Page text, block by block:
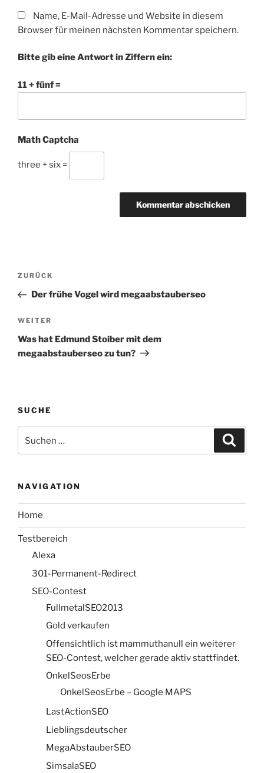
Name, E-Mail-Adresse und Website in diesem
Browser für meinen nächsten Kommentar speichern.
Bitte gib eine Antwort in Ziffern ein:
11 + fünf =
Math Captcha
three + six =
Beitragsnavigation
Vorheriger
Beitrag
ZURÜCK
Der frühe Vogel wird megaabstauberseo
Nächster
Beitrag
WEITER
Was hat Edmund Stoiber mit dem
megaabstauberseo zu tun?
SUCHE
nach:
NAVIGATION
Home
Testbereich
Alexa
301-Permanent-Redirect
SEO-Contest
FullmetalSEO2013
Gold verkaufen
Offensichtlich ist mammuthanull ein weiterer
SEO-Contest, welcher gerade aktiv stattfindet.
OnkelSeosErbe
OnkelSeosErbe – Google MAPS
LastActionSEO
Lieblingsdeutscher
MegaAbstauberSEO
SimsalaSEO